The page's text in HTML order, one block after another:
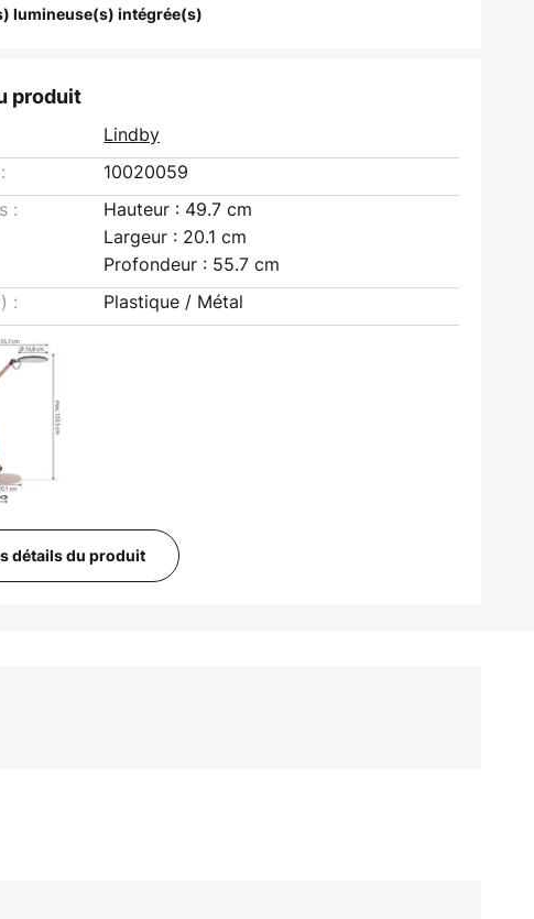
lumineuse(s) intégrée(s)
produit
Lindby
10020059
:
Hauteur : 49.7 cm
Largeur : 20.1 cm
Profondeur : 55.7 cm
:
Plastique / Métal
détails du produit